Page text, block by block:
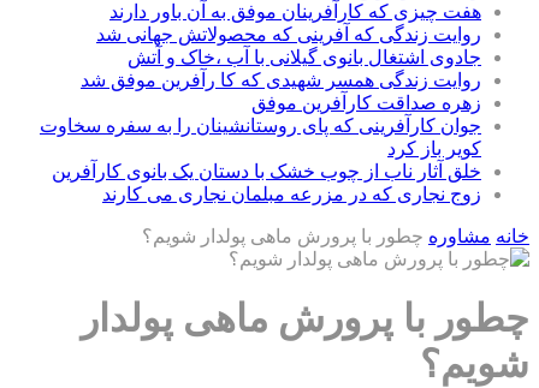
هفت چیزی که کارآفرینان موفق به آن باور دارند
روایت زندگی که آفرینی که محصولاتش جهانی شد
جادوی اشتغال بانوی گیلانی با آب ،خاک و آتش
روایت زندگی همسر شهیدی که کا رآفرین موفق شد
زهره صداقت کارآفرین موفق
جوان کارآفرینی که پای روستانشینان را به سفره سخاوت
کویر باز کرد
خلق آثار ناب از چوب خشک با دستان یک بانوی کارآفرین
زوج نجاری که در مزرعه مبلمان نجاری می کارند
خانه مشاوره چطور با پرورش ماهی پولدار شویم؟
چطور با پرورش ماهی پولدار
شویم؟